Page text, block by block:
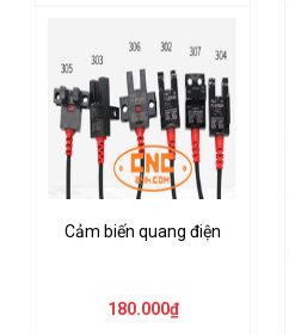
Cảm biến quang điện
180.000₫